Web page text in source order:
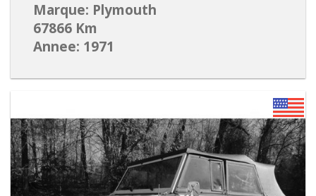
Marque: Plymouth
67866 Km
Annee: 1971